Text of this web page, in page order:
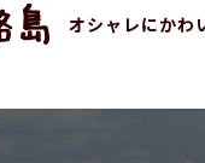
オシャレにかわ